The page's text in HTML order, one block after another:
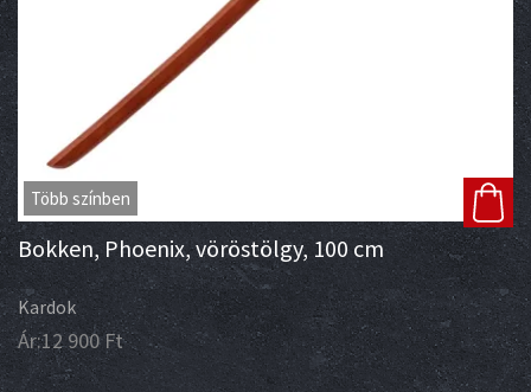
Több színben
Bokken, Phoenix, vöröstölgy, 100 cm
Kardok
Ár:12 900Ft